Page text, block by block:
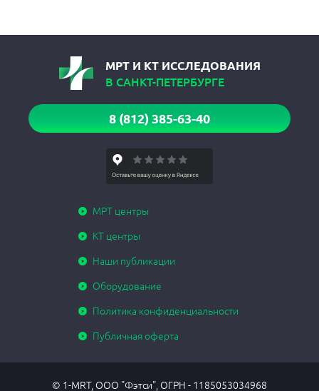
МРТ И КТ ИССЛЕДОВАНИЯ
В САНКТ-ПЕТЕРБУРГЕ
8 (812) 385-63-40
МРТ центры
КТ центры
Наши публикации
Оборудование
Политика конфиденциальности
Публичная оферта
© 1-MRT, ООО "Фэтси", ОГРН - 1185053034968